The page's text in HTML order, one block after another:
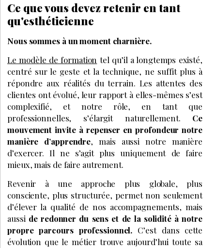
Ce que vous devez retenir en tant
qu'esthéticienne
Nous sommes à un moment charnière.
Le modèle de formation tel qu’il a longtemps existé,
centré sur le geste et la technique, ne suffit plus à
répondre aux réalités du terrain. Les attentes des
clientes ont évolué, leur rapport à elles-mêmes s’est
complexifié, et notre rôle, en tant que
professionnelles, s’élargit naturellement. Ce
mouvement invite à repenser en profondeur notre
manière d’apprendre, mais aussi notre manière
d’exercer. Il ne s’agit plus uniquement de faire
mieux, mais de faire autrement.
Revenir à une approche plus globale, plus
consciente, plus structurée, permet non seulement
d’élever la qualité de nos accompagnements, mais
aussi de redonner du sens et de la solidité à notre
propre parcours professionnel. C’est dans cette
évolution que le métier trouve aujourd’hui toute sa